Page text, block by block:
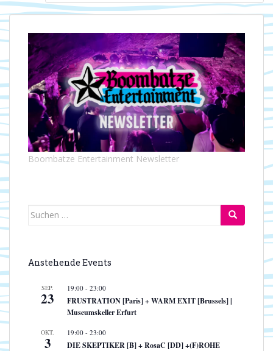
Boombatze Entertainment Newsletter
Suchen
Anstehende Events
SEP.
23
19:00 - 23:00
FRUSTRATION [Paris] + WARM EXIT [Brussels] |
Museumskeller Erfurt
OKT.
3
19:00 - 23:00
DIE SKEPTIKER [B] + RosaC [DD] +(F)ROHE